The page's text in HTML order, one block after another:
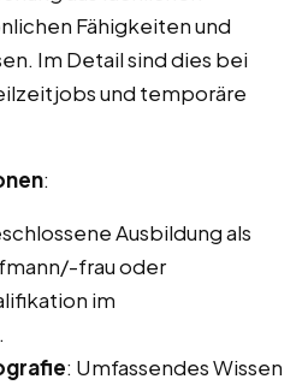
Fähigkeiten und
Im Detail sind dies bei
und temporäre
:
Ausbildung als
frau oder
im
: Umfassendes Wissen